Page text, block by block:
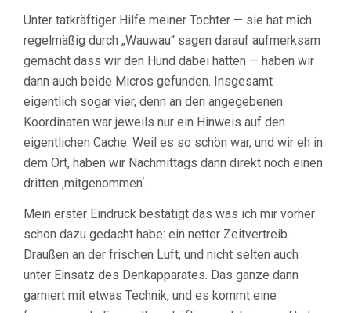
Unter tatkräftiger Hilfe meiner Tochter — sie hat mich
regelmäßig durch „Wauwau“ sagen darauf aufmerksam
gemacht dass wir den Hund dabei hatten — haben wir
dann auch beide Micros gefunden. Insgesamt
eigentlich sogar vier, denn an den angegebenen
Koordinaten war jeweils nur ein Hinweis auf den
eigentlichen Cache. Weil es so schön war, und wir eh in
dem Ort, haben wir Nachmittags dann direkt noch einen
dritten ‚mitgenommen‘.
Mein erster Eindruck bestätigt das was ich mir vorher
schon dazu gedacht habe: ein netter Zeitvertreib.
Draußen an der frischen Luft, und nicht selten auch
unter Einsatz des Denkapparates. Das ganze dann
garniert mit etwas Technik, und es kommt eine